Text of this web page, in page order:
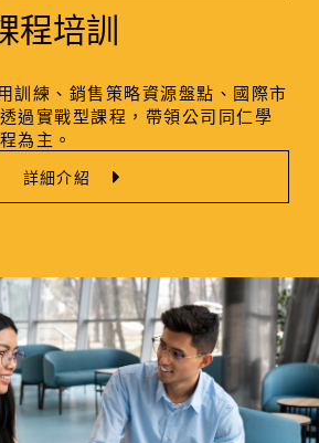
程培訓
訓練、銷售策略資源盤點、國際市
過實戰型課程，帶領公司同仁學
為主。
詳細介紹